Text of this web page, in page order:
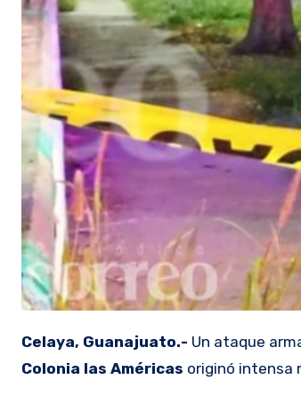
Celaya, Guanajuato.- Un ataque
Colonia las Américas originó intensa